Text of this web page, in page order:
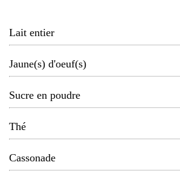
Lait entier
Jaune(s) d'oeuf(s)
Sucre en poudre
Thé
Cassonade